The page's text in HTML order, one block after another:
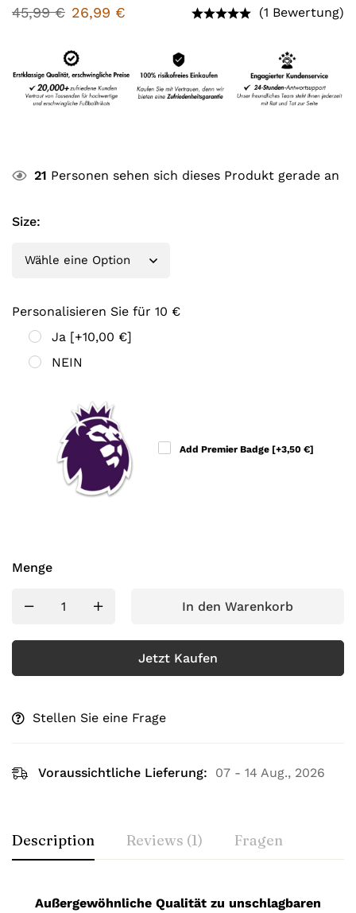
45,99€ 26,99 € (1 Bewertung)
21 Personen sehen sich dieses Produkt gerade an
Size:
Personalisieren Sie für 10 €
Ja [+10,00 €]
NEIN
Add Premier Badge [+3,50 €]
Menge
In den Warenkorb
Jetzt Kaufen
Stellen Sie eine Frage
Voraussichtliche Lieferung: 07 - 14 Aug., 2026
Description Reviews (1) Fragen
Außergewöhnliche Qualität zu unschlagbaren